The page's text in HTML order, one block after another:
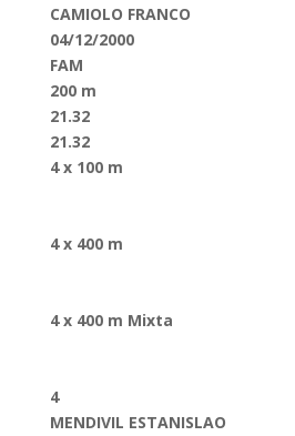
CAMIOLO FRANCO
04/12/2000
FAM
200 m
21.32
21.32
4 x 100 m
4 x 400 m
4 x 400 m Mixta
4
MENDIVIL ESTANISLAO